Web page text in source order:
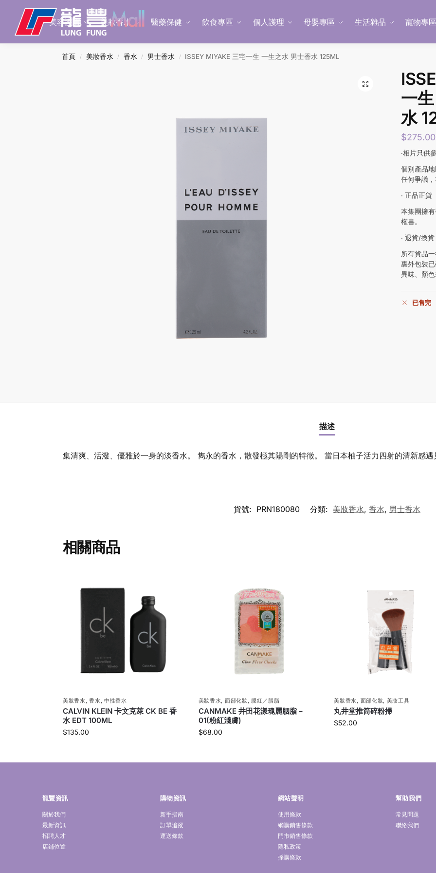
美容護膚 美妝香水 醫藥保健 飲食專區 個人護理 母嬰專區 生活雜品 寵物專
Search
首頁 / 美妝香水 / 香水 / 男士香水 / ISSEY MIYAKE 三宅一生 一生之水 男士香水 125ML
一
水
$275.00
‧相片只供
個別產品
任何爭議
‧ 正品正貨
本集團擁
權書。
‧ 退貨/換貨
所有貨品
裹外包裝
異味、顏
已售完
描述
集清爽、活潑、優雅於一身的淡香水。 雋永的香水，散發極其陽剛的特徵。 當日本柚子活力四射的清新感遇
貨號: PRN180080 分類: 美妝香水, 香水, 男士香水
相關商品
美妝香水 ,香水 中性香水
CALVIN KLEIN 卡文克萊 CK BE 香
水 EDT 100ML
$135.00
美妝香水 面部化妝 腮紅／胭脂
CANMAKE 井田花漾瑰麗胭脂 –
01(粉紅淺膚)
$68.00
美妝香水 面部化妝 美妝工具
丸井堂推筒碎粉掃
$52.00
龍豐資訊
關於我們
最新資訊
招聘人才
店鋪位置
購物資訊
新手指南
訂單追蹤
運送條款
網站聲明
使用條款
網購銷售條款
門市銷售條款
隱私政策
採購條款
幫助我們
常見問題
聯絡我們